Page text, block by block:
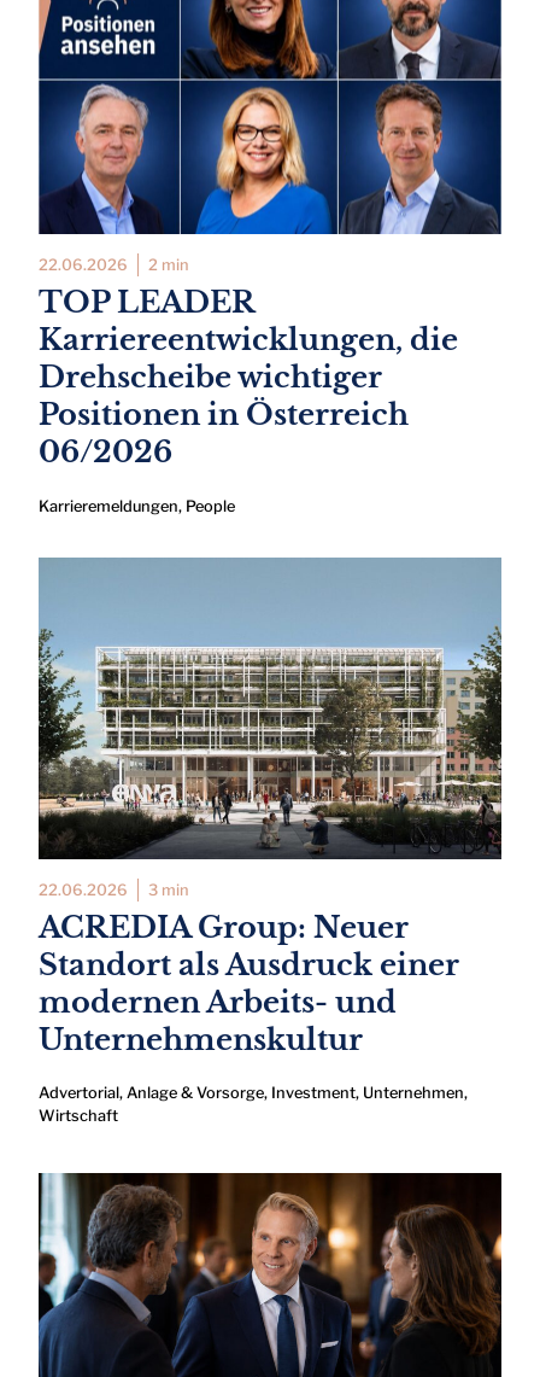
22.06.2026 2 min
TOP LEADER
Karriereentwicklungen, die
Drehscheibe wichtiger
Positionen in Österreich
06/2026
Karrieremeldungen, People
22.06.2026 3 min
ACREDIA Group: Neuer
Standort als Ausdruck einer
modernen Arbeits- und
Unternehmenskultur
Advertorial, Anlage & Vorsorge, Investment, Unternehmen,
Wirtschaft